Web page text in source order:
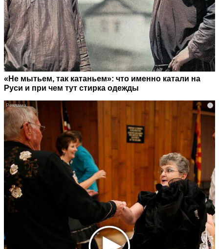
«Не мытьем, так катаньем»: что именно катали на
Руси и при чем тут стирка одежды
i